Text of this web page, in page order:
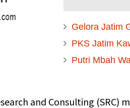
Gelora Jatim
PKS Jatim
Putri Mbah
and Consulting (SRC)